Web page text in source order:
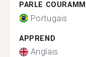
PARLE
Portugais
APPREND
Anglais